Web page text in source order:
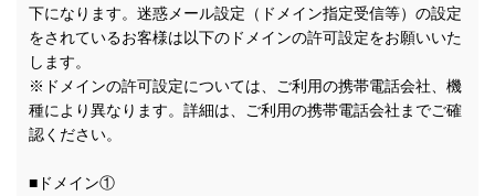
下になります。迷惑メール設定（ドメイン指定受信等）の設定
をされているお客様は以下のドメインの許可設定をお願いいた
します。
※ドメインの許可設定については、ご利用の携帯電話会社、機
種により異なります。詳細は、ご利用の携帯電話会社までご確
認ください。
■ドメイン①